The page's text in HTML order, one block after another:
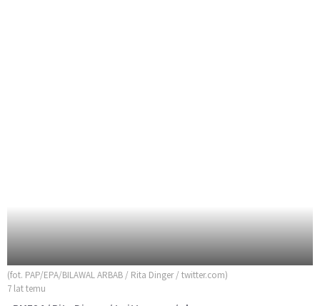
(fot. PAP/EPA/BILAWAL ARBAB / Rita Dinger / twitter.com)
7 lat temu